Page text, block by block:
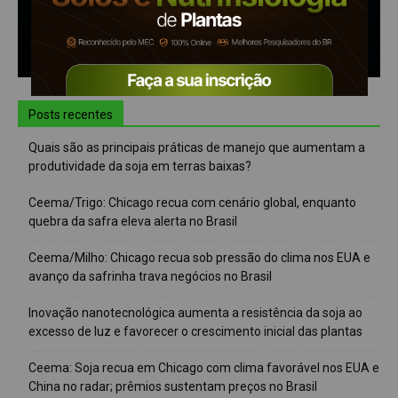
Posts recentes
Quais são as principais práticas de manejo que aumentam a
produtividade da soja em terras baixas?
Ceema/Trigo: Chicago recua com cenário global, enquanto
quebra da safra eleva alerta no Brasil
Ceema/Milho: Chicago recua sob pressão do clima nos EUA e
avanço da safrinha trava negócios no Brasil
Inovação nanotecnológica aumenta a resistência da soja ao
excesso de luz e favorecer o crescimento inicial das plantas
Ceema: Soja recua em Chicago com clima favorável nos EUA e
China no radar; prêmios sustentam preços no Brasil